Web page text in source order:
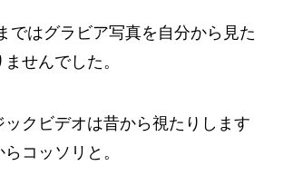
ではグラビア写真を自分から見た
せんでした。
ックビデオは昔から視たりします
コッソリと。